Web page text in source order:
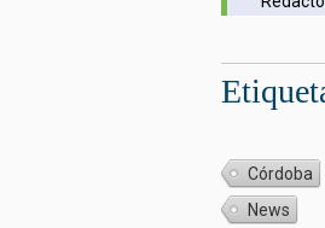
Córdoba
News